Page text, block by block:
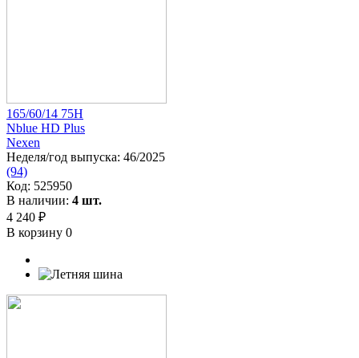
165/60/14 75H
Nblue HD Plus
Nexen
Неделя/год выпуска: 46/2025
(94)
Код: 525950
В наличии: 4 шт.
4 240 ₽
В корзину 0